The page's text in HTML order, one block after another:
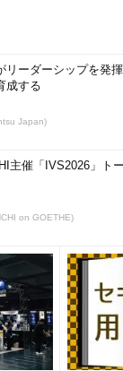
最大の誤算は、参
カズ・カップの前
し、AC45というひ
低でも15チームの
1億ドル、船艇の建
れるその莫大な費
リーズに参加した
WIRED記事には、
「エリソンが放映
（今回NBCが放映
ない）。
Insane Plan to
- WIRED
ンがヨットレース
」に仕立て上げる
ではなかなか分か
リーダーシップを発
成する
Japan)
主催「IVS2026」ト
on GOETHE)